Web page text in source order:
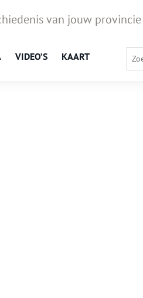
van jouw provincie
VIDEO’S KAART